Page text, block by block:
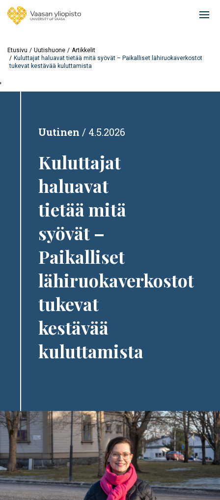
Etusivu Uutishuone
Artikkelit
Kuluttajat haluavat tietää mitä syövät – Paikalliset lähiruokaverkostot
tukevat kestävää kuluttamista
'
Uutinen 4.5.2026
Kuluttajat
haluavat
tietää mitä
syövät –
Paikalliset
lähiruokaverkostot
tukevat
kestävää
kuluttamista
Image